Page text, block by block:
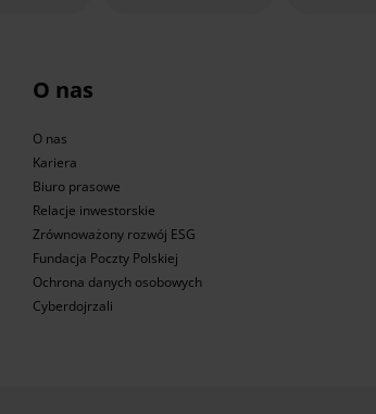
O nas
O nas
Kariera
Biuro prasowe
Relacje inwestorskie
Zrównoważony rozwój ESG
Fundacja Poczty Polskiej
Ochrona danych osobowych
Cyberdojrzali